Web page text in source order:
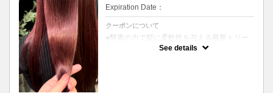
Expiration Date：
クーポンについて
●酵素の力で髪に柔軟性を与える最新トリー
トメント●ＳＢ込●長さ料金あり《こちらのク
See details